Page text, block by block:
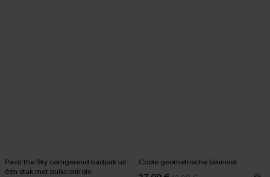
Paint the Sky corrigerend badpak uit
één stuk met buikcontrole
Coole geometrische bikiniset